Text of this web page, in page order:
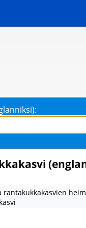
rantakukkakasvien